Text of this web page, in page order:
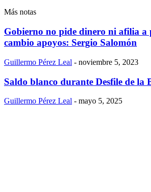
Más notas
Gobierno no pide dinero ni afilia a
cambio apoyos: Sergio Salomón
Guillermo Pérez Leal - noviembre 5, 2023
Saldo blanco durante Desfile de la
Guillermo Pérez Leal - mayo 5, 2025